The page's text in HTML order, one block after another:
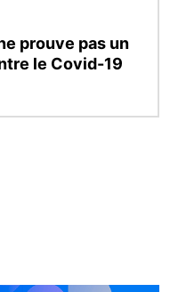
prouve pas un
le Covid-19